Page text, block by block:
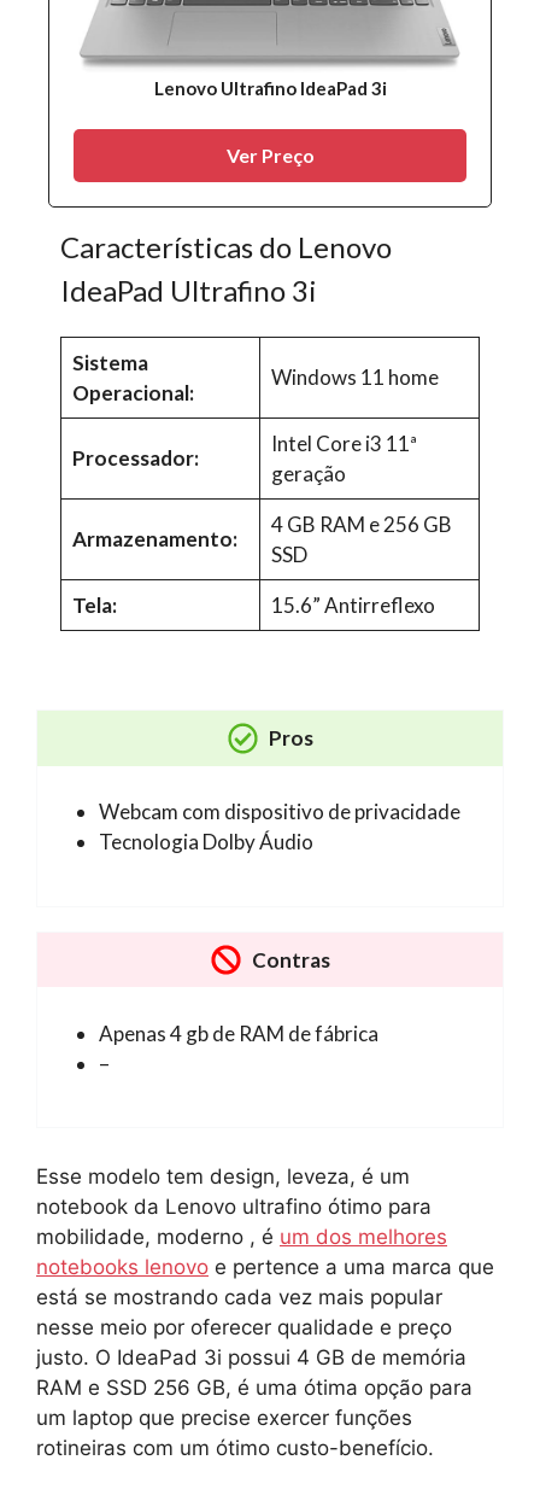
Lenovo Ultrafino IdeaPad 3i
Ver Preço
Características do Lenovo
IdeaPad Ultrafino 3i
Sistema
Operacional:
Windows 11 home
Processador:
Intel Core i3 11ª
geração
Armazenamento:
4 GB RAM e 256 GB
SSD
Tela:
15.6” Antirreflexo
Pros
Webcam com dispositivo de privacidade
Tecnologia Dolby Áudio
Contras
Apenas 4 gb de RAM de fábrica
–
Esse modelo tem design, leveza, é um
notebook da Lenovo ultrafino ótimo para
mobilidade, moderno , é um dos melhores
notebooks lenovo e pertence a uma marca que
está se mostrando cada vez mais popular
nesse meio por oferecer qualidade e preço
justo. O IdeaPad 3i possui 4 GB de memória
RAM e SSD 256 GB, é uma ótima opção para
um laptop que precise exercer funções
rotineiras com um ótimo custo-benefício.